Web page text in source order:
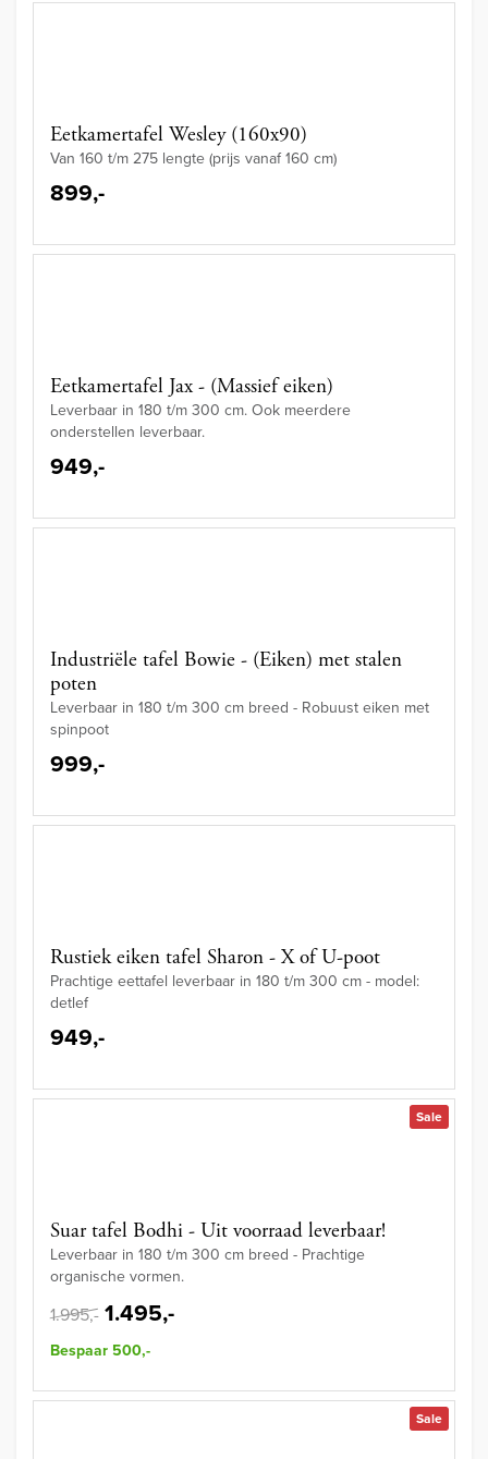
Eetkamertafel Wesley (160x90)
Van 160 t/m 275 lengte (prijs vanaf 160 cm)
899,-
Eetkamertafel Jax - (Massief eiken)
Leverbaar in 180 t/m 300 cm. Ook meerdere
onderstellen leverbaar.
949,-
Industriële tafel Bowie - (Eiken) met stalen
poten
Leverbaar in 180 t/m 300 cm breed - Robuust eiken met
spinpoot
999,-
Rustiek eiken tafel Sharon - X of U-poot
Prachtige eettafel leverbaar in 180 t/m 300 cm - model:
detlef
949,-
Sale
Suar tafel Bodhi - Uit voorraad leverbaar!
Leverbaar in 180 t/m 300 cm breed - Prachtige
organische vormen.
1.995,- 1.495,-
Bespaar 500,-
Sale